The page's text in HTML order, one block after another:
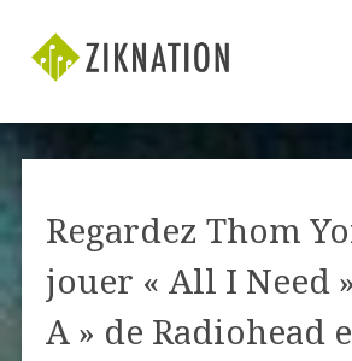
Regardez Thom
jouer « All I Need
A » de Radiohead